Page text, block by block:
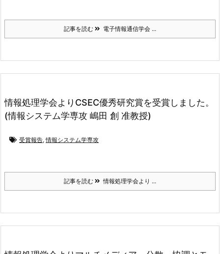
記事を読む 電子情報通信学会 ...
情報処理学会よりCSEC優秀研究賞を受賞しました。
(情報システム学専攻 嶋田 創 准教授)
受賞報告,情報システム学専攻
記事を読む 情報処理学会より ...